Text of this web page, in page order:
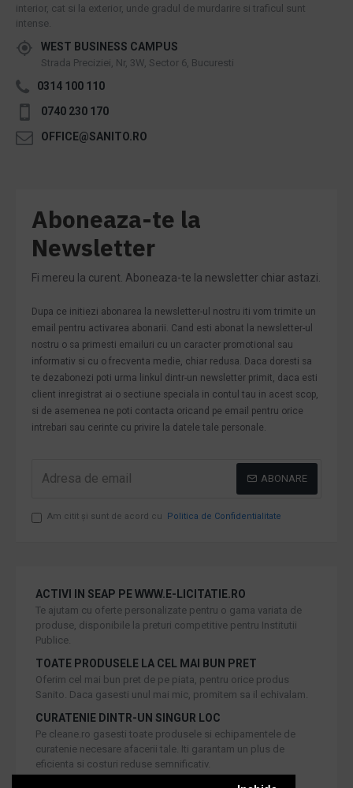
interior, cat si la exterior, unde gradul de murdarire si traficul sunt
intense.
WEST BUSINESS CAMPUS
Strada Preciziei, Nr, 3W, Sector 6, Bucuresti
0314 100 110
0740 230 170
OFFICE@SANITO.RO
Aboneaza-te la
Newsletter
Fi mereu la curent. Aboneaza-te la newsletter chiar astazi.
Dupa ce initiezi abonarea la newsletter-ul nostru iti vom trimite un
email pentru activarea abonarii. Cand esti abonat la newsletter-ul
nostru o sa primesti emailuri cu un caracter promotional sau
informativ si cu o frecventa medie, chiar redusa. Daca doresti sa
te dezabonezi poti urma linkul dintr-un newsletter primit, daca esti
client inregistrat ai o sectiune speciala in contul tau in acest scop,
si de asemenea ne poti contacta oricand pe email pentru orice
intrebari sau cerinte cu privire la datele tale personale.
ABONARE
Am citit şi sunt de acord cu Politica de Confidentialitate
ACTIVI IN SEAP PE WWW.E-LICITATIE.RO
Te ajutam cu oferte personalizate pentru o gama variata de
produse, disponibile la preturi competitive pentru Institutii
Publice.
TOATE PRODUSELE LA CEL MAI BUN PRET
Oferim cel mai bun pret de pe piata, pentru orice produs
Sanito. Daca gasesti unul mai mic, promitem sa il echivalam.
CURATENIE DINTR-UN SINGUR LOC
Pe cleane.ro gasesti toate produsele si echipamentele de
curatenie necesare afacerii tale. Iti garantam un plus de
eficienta si costuri reduse semnificativ.